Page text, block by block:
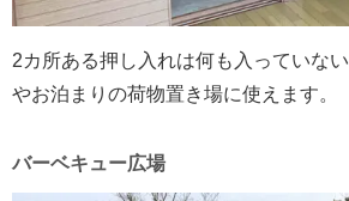
2カ所ある押し入れは何も入っていな
やお泊まりの荷物置き場に使えます。
バーベキュー広場